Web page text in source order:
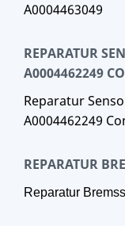
A0004463049
REPARATUR
A0004462249
Reparatur
A0004462249
REPARATUR
Reparatur